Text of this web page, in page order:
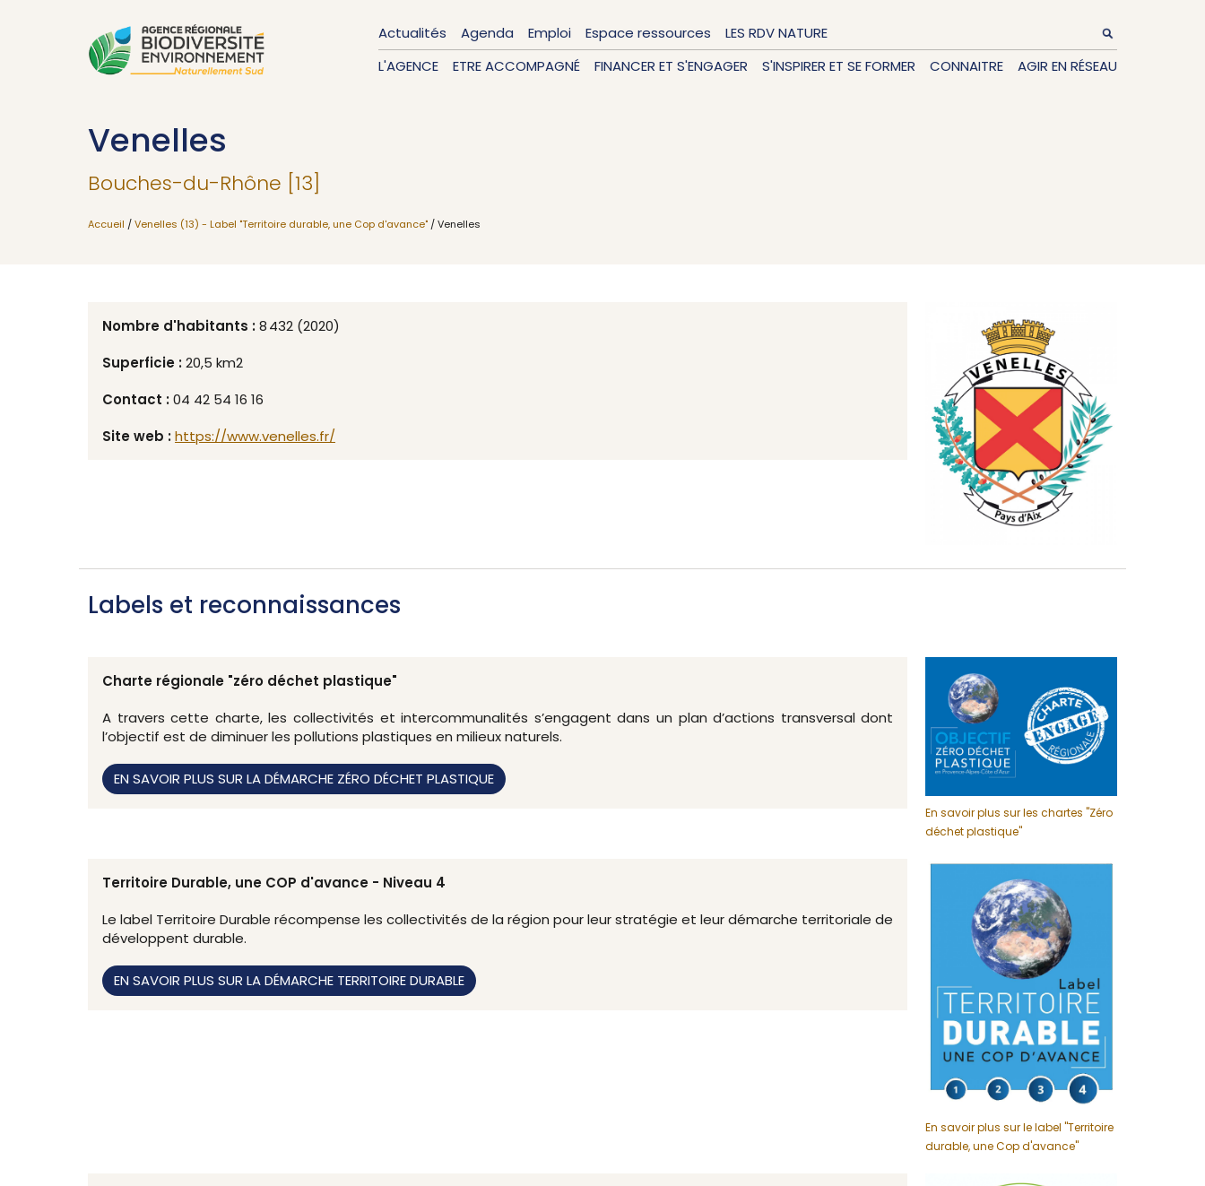
Actualités Agenda Emploi Espace ressources
LES RDV NATURE
L'AGENCE
ETRE ACCOMPAGNÉ FINANCER ET S'ENGAGER S'INSPIRER ET SE FORMER CONNAITRE AGIR EN RÉSEAU
Venelles
Bouches-du-Rhône [13]
Accueil /Venelles (13) - Label "Territoire durable, une Cop d'avance" / Venelles
Nombre d'habitants :8 432 (2020)
Superficie :20,5 km2
Contact :04 42 54 16 16
Site web :https://www.venelles.fr/
Labels et reconnaissances
Charte régionale "zéro déchet plastique"
A travers cette charte, les collectivités et intercommunalités s’engagent dans un plan d’actions transversal dont
l’objectif est de diminuer les pollutions plastiques en milieux naturels.
EN SAVOIR PLUS SUR LA DÉMARCHE ZÉRO DÉCHET PLASTIQUE
En savoir plus sur les chartes "Zéro
déchet plastique"
Territoire Durable, une COP d'avance - Niveau 4
Le label Territoire Durable récompense les collectivités de la région pour leur stratégie et leur démarche territoriale de
développent durable.
EN SAVOIR PLUS SUR LA DÉMARCHE TERRITOIRE DURABLE
En savoir plus sur le label "Territoire
durable, une Cop d'avance"